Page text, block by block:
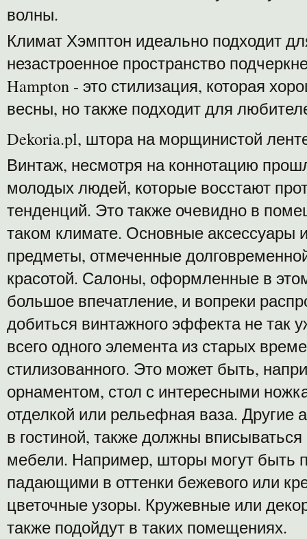
волны.
Климат Хэмптон идеально подходит
незастроенное пространство
Hampton - это стилизация, которая
весны, но также подходит для
Dekoria.pl, штора на морщинистой
Винтаж, несмотря на коннотацию
молодых людей, которые восстают
тенденций. Это также очевидно в
таком климате. Основные аксессуары
предметы, отмеченные
красотой. Салоны, оформленные в
большое впечатление, и вопреки
добиться винтажного эффекта не так
всего одного элемента из старых
стилизованного. Это может быть,
орнаментом, стол с интересными
отделкой или рельефная ваза. Другие
в гостиной, также должны
мебели. Например, шторы могут быть
падающими в оттенки бежевого или
цветочные узоры. Кружевные или
также подойдут в таких помещениях.